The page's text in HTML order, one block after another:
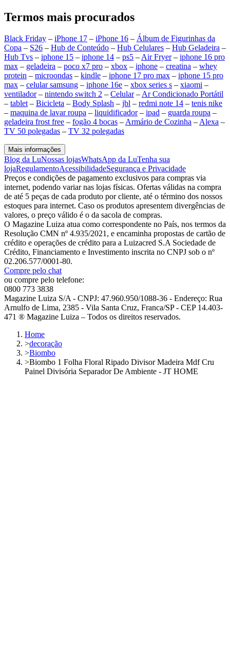
Termos mais procurados
Black Friday – iPhone 17 – iPhone 16 – Álbum de Figurinhas da
Copa – S26 – Hub de Conteúdo – Hub Celulares – Hub Geladeira –
Hub Tvs – iphone 15 – iphone 14 – ps5 –Air Fryer– iphone 16 pro
max – geladeira – poco x7 pro – xbox – iphone – creatina – whey
protein – microondas – kindle – iphone 17 pro max – iphone 15 pro
max – celular samsung – iphone 16e – xbox series s – xiaomi –
ventilador– nintendo switch 2 – Celular–Ar Condicionado Portátil
– tablet– Bicicleta – Body Splash – jbl – redmi note 14 – tenis nike
– maquina de lavar roupa – liquidificador– ipad – guarda roupa –
geladeira frost free – fogão 4 bocas –Armário de Cozinha –Alexa –
TV 50 polegadas – TV 32 polegadas
Mais informações
Blog da LuNossas lojasWhatsApp da LuTenha sua
lojaRegulamentoAcessibilidadeSegurança e Privacidade
Preços e condições de pagamento exclusivos para compras via
internet, podendo variar nas lojas físicas. Ofertas válidas na compra
de até 5 peças de cada produto por cliente, até o término dos nossos
estoques para internet. Caso os produtos apresentem divergências de
valores, o preço válido é o da sacola de compras.
O Magazine Luiza atua como correspondente no País, nos termos da
Resolução CMN nº 4.935/2021, e encaminha propostas de cartão de
crédito e operações de crédito para a Luizacred S.A Sociedade de
Crédito, Financiamento e Investimento inscrita no CNPJ sob o nº
02.206.577/0001-80.
Compre pelo chat
ou compre pelo telefone:
0800 773 3838
Magazine Luiza S/A - CNPJ: 47.960.950/1088-36 - Endereço: Rua
Arnulfo de Lima, 2385 - Vila Santa Cruz, Franca/SP - CEP 14.403-
471 ® Magazine Luiza – Todos os direitos reservados.
Home
>decoração
>Biombo
>Biombo 1 Folha Floral Ripado Divisor Madeira Mdf Cru
Painel Divisória Separador De Ambiente - JT HOME